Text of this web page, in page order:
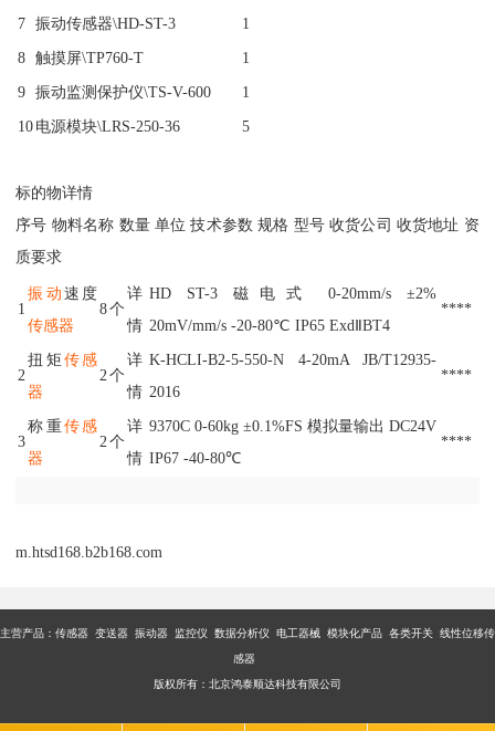
7 振动传感器\HD-ST-3
1
8 触摸屏\TP760-T
1
9 振动监测保护仪\TS-V-600
1
10电源模块\LRS-250-36 5
标的物详情
序号 物料名称 数量 单位 技术参数 规格 型号 收货公司 收货地址 资
质要求
1
振动速度
传感器
8个
详
情
HD ST-3 磁电式 0-20mm/s ±2%
20mV/mm/s -20-80℃ IP65 ExdⅡBT4
****
2
扭矩传感
器
2 个
详
情
K-HCLI-B2-5-550-N 4-20mA JB/T12935-
2016
****
3
称重传感
器
2 个
详
情
9370C 0-60kg ±0.1%FS 模拟量输出 DC24V
IP67 -40-80℃
****
m.htsd168.b2b168.com
主营产品：传感器 变送器 振动器 监控仪 数据分析仪 电工器械 模块化产品 各类开关 线性位移传
感器
版权所有：北京鸿泰顺达科技有限公司